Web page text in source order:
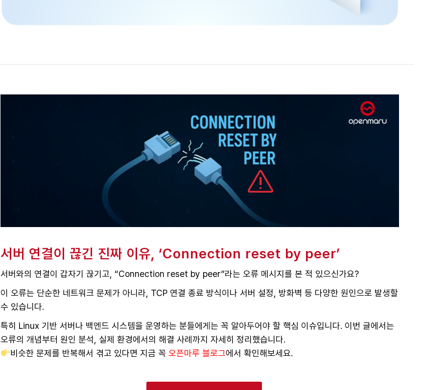
서버 연결이 끊긴 진짜 이유, ‘Connection reset by peer’
서버와의 연결이 갑자기 끊기고, “Connection reset by peer”라는 오류 메시지를 본 적 있으신가요?
이 오류는 단순한 네트워크 문제가 아니라, TCP 연결 종료 방식이나 서버 설정, 방화벽 등 다양한 원인으로 발생할
수 있습니다.
특히 Linux 기반 서버나 백엔드 시스템을 운영하는 분들에게는 꼭 알아두어야 할 핵심 이슈입니다. 이번 글에서는
오류의 개념부터 원인 분석, 실제 환경에서의 해결 사례까지 자세히 정리했습니다.
비슷한 문제를 반복해서 겪고 있다면 지금 꼭 오픈마루 블로그에서 확인해보세요.